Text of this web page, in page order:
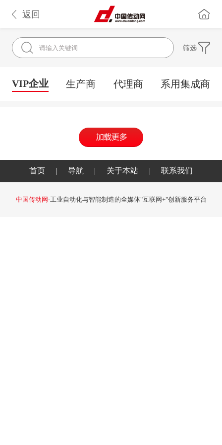
返回
筛选
VIP企业 生产商 代理商 系用集成商
首页 | 导航 | 关于本站 | 联系我们
中国传动网-工业自动化与智能制造的全媒体"互联网+"创新服务平台